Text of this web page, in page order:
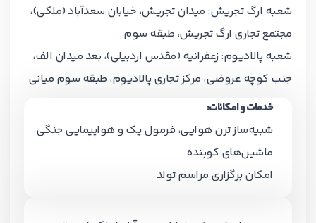
شعبه ارگ تجریش: میدان تجریش، خیابان سعدآباد (ملکی)،
مجتمع تجاری ارگ تجریش، طبقه سوم
شعبه پالادیوم: زعفرانیه (مقدس اردبیلی)، بعد میدان الف،
جنب کوچه عروضی، مرکز تجاری پالادیوم، طبقه سوم میانی
خدمات و امکانات:
شبیه‌ساز ترن هوایی، فرمول یک و هواپیمایی جنگی
ماشین‌های کوبنده
امکان برگزاری مراسم تولد